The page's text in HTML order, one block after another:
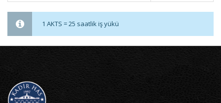
1 AKTS = 25 saatlik iş yükü